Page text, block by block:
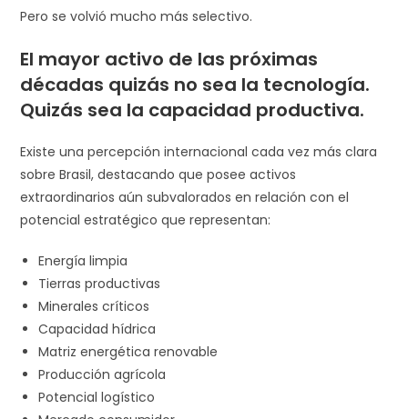
Pero se volvió mucho más selectivo.
El mayor activo de las próximas
décadas quizás no sea la tecnología.
Quizás sea la capacidad productiva.
Existe una percepción internacional cada vez más clara
sobre Brasil, destacando que posee activos
extraordinarios aún subvalorados en relación con el
potencial estratégico que representan:
Energía limpia
Tierras productivas
Minerales críticos
Capacidad hídrica
Matriz energética renovable
Producción agrícola
Potencial logístico